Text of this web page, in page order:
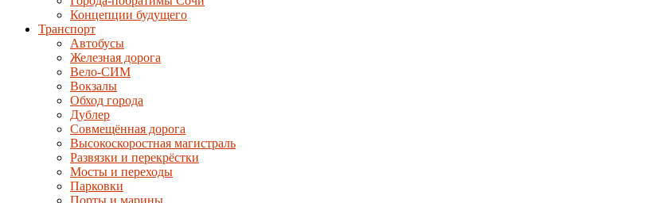
Концепции будущего
Транспорт
Автобусы
Железная дорога
Вело-СИМ
Вокзалы
Обход города
Дублер
Совмещённая дорога
Высокоскоростная магистраль
Развязки и перекрёстки
Мосты и переходы
Парковки
Порты и марины